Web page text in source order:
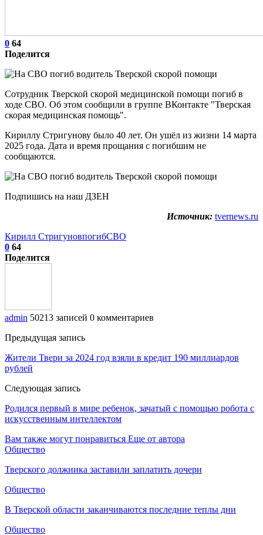
0 64
Поделится
Сотрудник Тверской скорой медицинской помощи погиб в
ходе СВО. Об этом сообщили в группе ВКонтакте "Тверская
скорая медицинская помощь".
Кириллу Стригунову было 40 лет. Он ушёл из жизни 14 марта
2025 года. Дата и время прощания с погибшим не
сообщаются.
Подпишись на наш ДЗЕН
Источник: tvernews.ru
Кирилл СтригуновпогибСВО
0 64
Поделится
admin 50213 записей 0 комментариев
Предыдущая запись
Жители Твери за 2024 год взяли в кредит 190 миллиардов
рублей
Следующая запись
Родился первый в мире ребенок, зачатый с помощью робота с
искусственным интеллектом
Вам также могут понравиться Еще от автора
Общество
Тверского должника заставили заплатить дочери
Общество
В Тверской области заканчиваются последние теплы дни
Общество